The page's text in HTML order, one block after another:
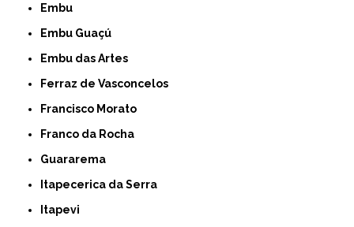
Embu
Embu Guaçú
Embu das Artes
Ferraz de Vasconcelos
Francisco Morato
Franco da Rocha
Guararema
Itapecerica da Serra
Itapevi